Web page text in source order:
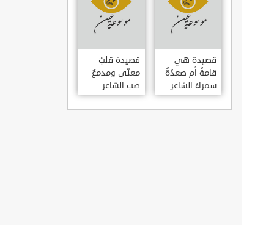
قصيدة هي
قامةُ أم صعدُةُ
سمراءُ الشاعر
سيف الدين
المشد
قصيدة قلبٌ
معنّى ومدمعٌ
صب الشاعر
سيف الدين
المشد